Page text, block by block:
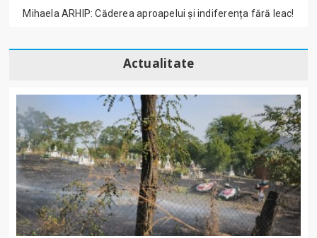
Mihaela ARHIP: Căderea aproapelui și indiferența fără leac!
Actualitate